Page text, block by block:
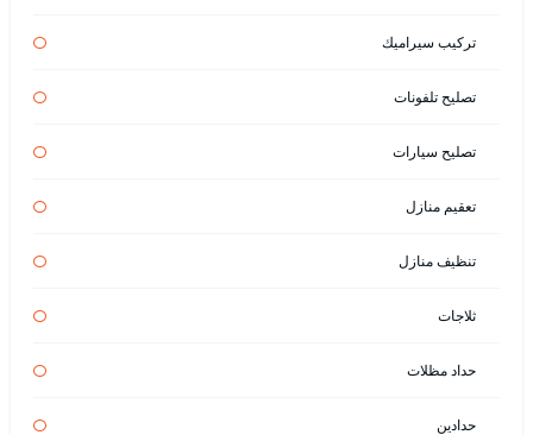
تركيب سيراميك
تصليح تلفونات
تصليح سيارات
تعقيم منازل
تنظيف منازل
ثلاجات
حداد مظلات
حدادين